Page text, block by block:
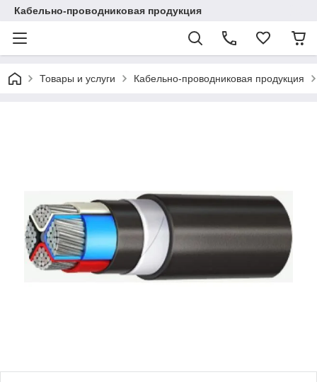
Кабельно-проводниковая продукция
Товары и услуги Кабельно-проводниковая продукция